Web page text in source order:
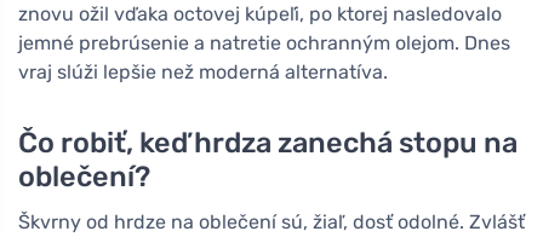
znovu ožil vďaka octovej kúpeľi, po ktorej nasledovalo
jemné prebrúsenie a natretie ochranným olejom. Dnes
vraj slúži lepšie než moderná alternatíva.
Čo robiť, keď hrdza zanechá stopu na
oblečení?
Škvrny od hrdze na oblečení sú, žiaľ, dosť odolné. Zvlášť